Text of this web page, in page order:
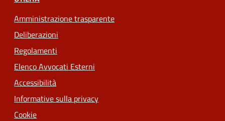
Amministrazione trasparente
Deliberazioni
Regolamenti
Elenco Avvocati Esterni
Accessibilità
Informative sulla privacy
Cookie